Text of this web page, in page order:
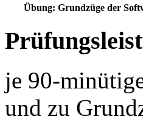
Übung: Grundzüge der
je 90-
und zu